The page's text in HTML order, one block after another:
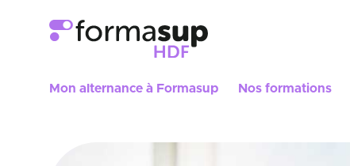
Mon alternance à Formasup Nos formations